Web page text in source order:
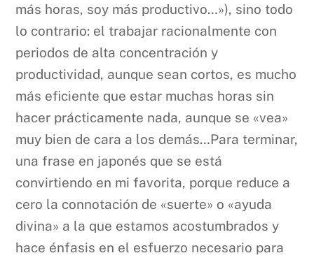
más horas, soy más productivo…»), sino todo
lo contrario: el trabajar racionalmente con
periodos de alta concentración y
productividad, aunque sean cortos, es mucho
más eficiente que estar muchas horas sin
hacer prácticamente nada, aunque se «vea»
muy bien de cara a los demás…Para terminar,
una frase en japonés que se está
convirtiendo en mi favorita, porque reduce a
cero la connotación de «suerte» o «ayuda
divina» a la que estamos acostumbrados y
hace énfasis en el esfuerzo necesario para